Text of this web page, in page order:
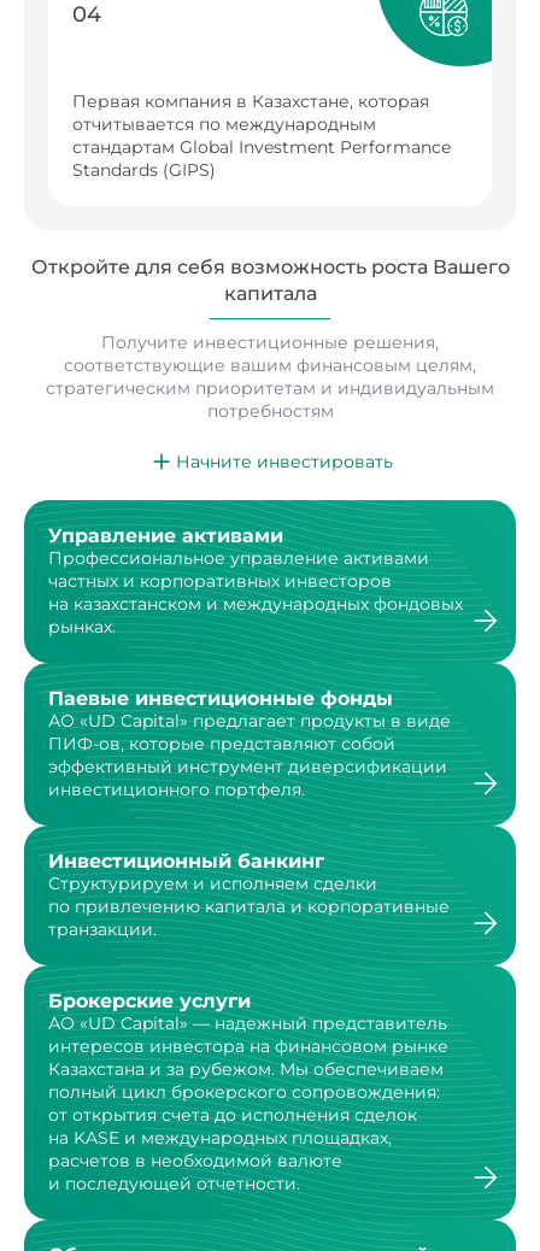
04
Первая компания в Казахстане, которая
отчитывается по международным
стандартам Global Investment Performance
Standards (GIPS)
Откройте для себя возможность роста Вашего
капитала
Получите инвестиционные решения,
соответствующие вашим финансовым целям,
стратегическим приоритетам и индивидуальным
потребностям
Начните инвестировать
Управление активами
Профессиональное управление активами
частныхи корпоративных инвесторов
на казахстанскоми международных фондовых
рынках.
Паевые инвестиционные фонды
АО «UD Capital» предлагает продукты в виде
ПИФ-ов,которые представляют собой
эффективный инструментдиверсификации
инвестиционного портфеля.
Инвестиционный банкинг
Структурируем и исполняем сделки
по привлечению капитала и корпоративные
транзакции.
Брокерские услуги
АО «UD Capital» — надежный представитель
интересов инвестора на финансовом рынке
Казахстана и за рубежом. Мы обеспечиваем
полный цикл брокерского сопровождения:
от открытия счета до исполнения сделок
на KASE и международных площадках,
расчетов в необходимой валюте
и последующей отчетности.